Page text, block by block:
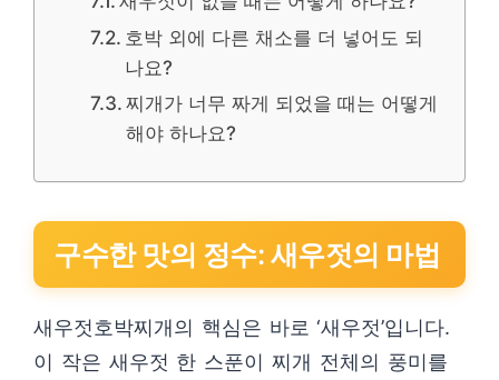
호박 외에 다른 채소를 더 넣어도 되
나요?
찌개가 너무 짜게 되었을 때는 어떻게
해야 하나요?
구수한 맛의 정수: 새우젓의 마법
새우젓호박찌개의 핵심은 바로 ‘새우젓’입니다.
이 작은 새우젓 한 스푼이 찌개 전체의 풍미를